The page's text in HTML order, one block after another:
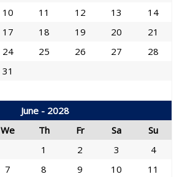
10 11 12 13
14
17 18 19 20
21
24 25 26 27
28
31
June - 2028
We Th Fr Sa
Su
1
2 3
4
7 8 9 10 11